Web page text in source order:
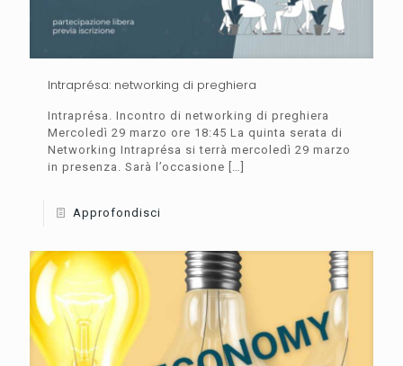
Intraprésa: networking di preghiera
Intraprésa. Incontro di networking di preghiera
Mercoledì 29 marzo ore 18:45 La quinta serata di
Networking Intraprésa si terrà mercoledì 29 marzo
in presenza. Sarà l’occasione […]
Approfondisci